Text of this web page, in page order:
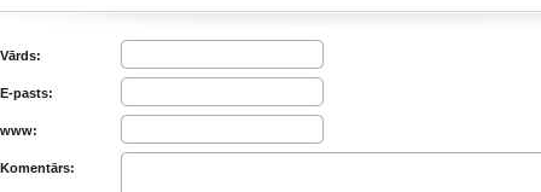
Vārds:
E-pasts:
www:
Komentārs: